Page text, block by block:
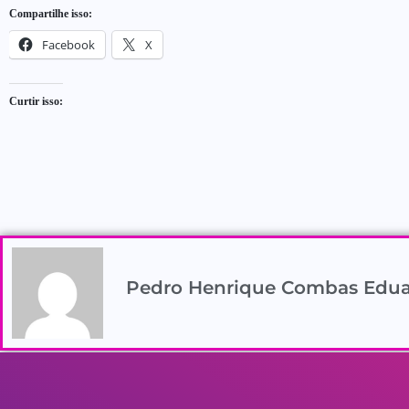
Compartilhe isso:
Facebook X
Curtir isso:
Pedro Henrique Combas